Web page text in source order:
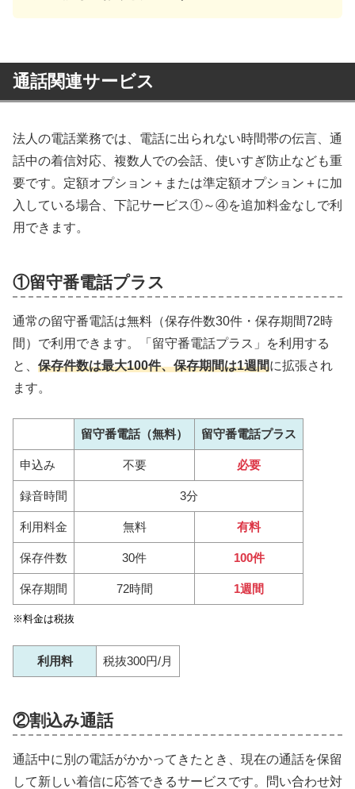
通話関連サービス
法人の電話業務では、電話に出られない時間帯の伝言、通
話中の着信対応、複数人での会話、使いすぎ防止なども重
要です。定額オプション＋または準定額オプション＋に加
入している場合、下記サービス①～④を追加料金なしで利
用できます。
①留守番電話プラス
通常の留守番電話は無料（保存件数30件・保存期間72時
間）で利用できます。「留守番電話プラス」を利用する
と、 保存件数は最大100件、保存期間は1週間に拡張され
ます。
※料金は税抜
留守番電話（無料） 留守番電話プラス
申込み 不要 必要
録音時間 3分
利用料金 無料 有料
保存件数 30件 100件
保存期間 72時間 1週間
利用料 税抜300円/月
②割込み通話
通話中に別の電話がかかってきたとき、現在の通話を保留
して新しい着信に応答できるサービスです。問い合わせ対